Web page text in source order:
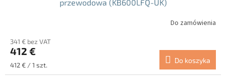
przewodowa (KB600LFQ-UK)
Do zamówienia
341 € bez VAT
412 €
Cena
jednostkowa:
412 € / 1 szt.
Do koszyka